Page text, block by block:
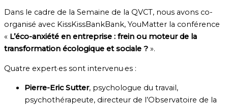
Dans le cadre de la Semaine de la QVCT, nous avons co-
organisé avec KissKissBankBank, YouMatter la conférence
« L’éco-anxiété en entreprise : frein ou moteur de la
transformation écologique et sociale ? ».
Quatre expert·es sont intervenu·es :
Pierre-Eric Sutter, psychologue du travail,
psychothérapeute, directeur de l’Observatoire de la